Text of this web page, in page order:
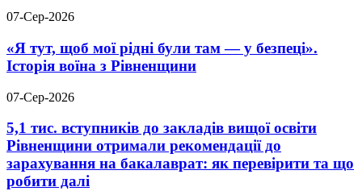
07-Сер-2026
«Я тут, щоб мої рідні були там — у безпеці».
Історія воїна з Рівненщини
07-Сер-2026
5,1 тис. вступників до закладів вищої освіти
Рівненщини отримали рекомендації до
зарахування на бакалаврат: як перевірити та що
робити далі